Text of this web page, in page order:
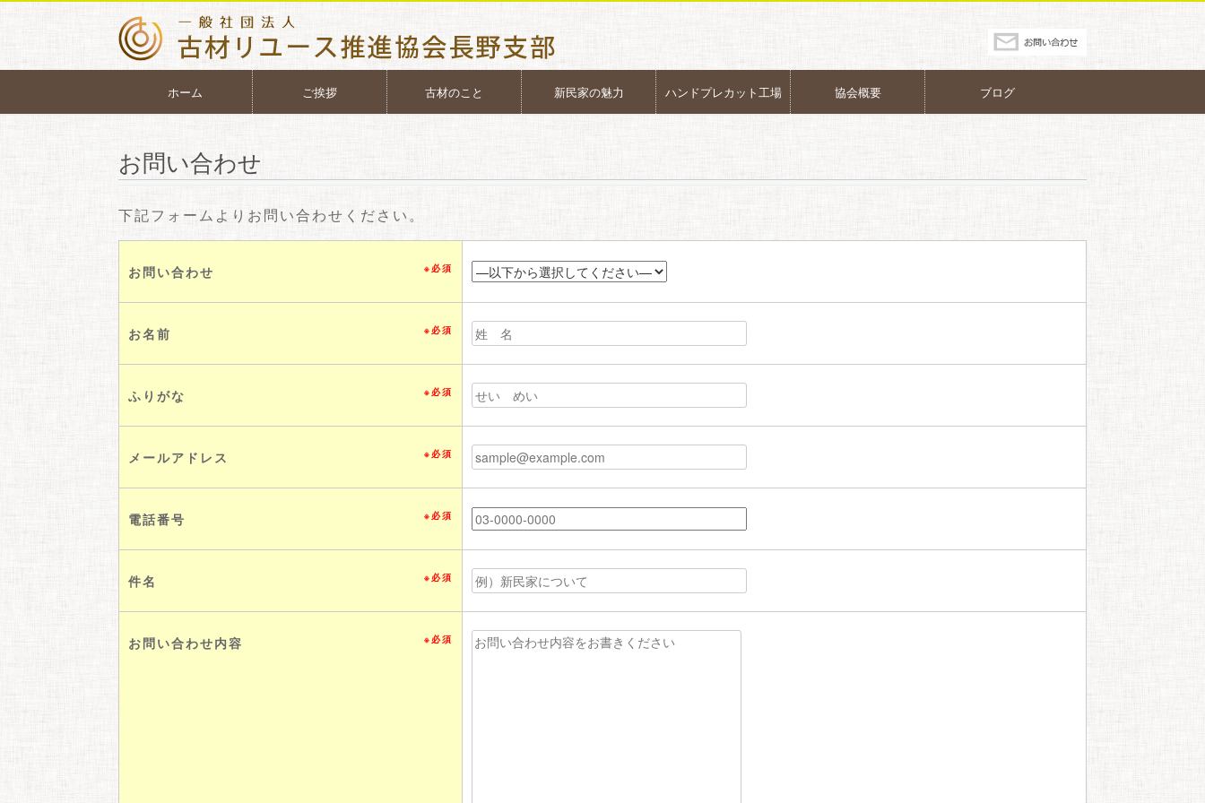
ホーム ご挨拶 古材のこと 新民家の魅力 ハンドプレカット工場 協会概要 ブログ
お問い合わせ
下記フォームよりお問い合わせください。
お問い合わせ ※必須
お名前 ※必須
ふりがな ※必須
メールアドレス ※必須
電話番号 ※必須
件名 ※必須
お問い合わせ内容 ※必須